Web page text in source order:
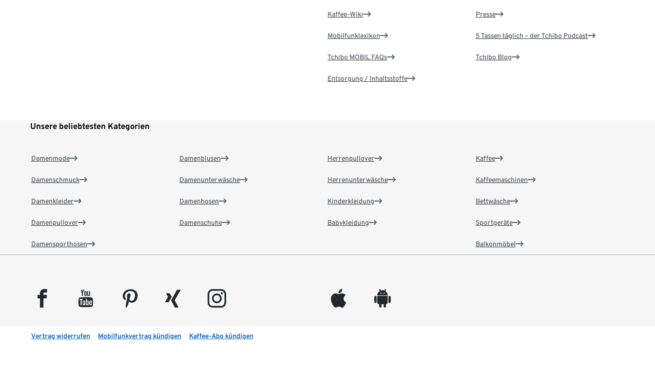
Kaffee-Wiki
Mobilfunklexikon
Tchibo MOBIL FAQs
Entsorgung / Inhaltsstoffe
Presse
5 Tassen täglich – der Tchibo Podcast
Tchibo Blog
Unsere beliebtesten Kategorien
Damenmode
Damenschmuck
Damenkleider
Damenpullover
Damensporthosen
Damenblusen
Damenunterwäsche
Damenhosen
Damenschuhe
Herrenpullover
Herrenunterwäsche
Kinderkleidung
Babykleidung
Kaffee
Kaffeemaschinen
Bettwäsche
Sportgeräte
Balkonmöbel
facebook youtube pinterest xing instagram appleinc android
Vertrag widerrufen Mobilfunkvertrag kündigen Kaffee-Abo kündigen